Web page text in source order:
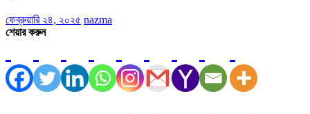
ফেব্রুয়ারি ২৪, ২০২৫ nazma
শেয়ার করুন